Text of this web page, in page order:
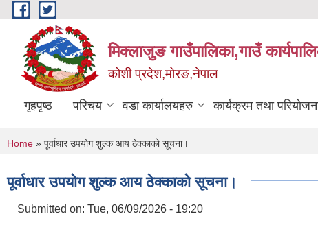
Skip to main content
मिक्लाजुङ गाउँपालिका,गाउँ
कोशी प्रदेश,मोरङ,नेपाल
गृहपृष्ठ परिचय वडा कार्यालयहरु कार्यक्रम तथा
You are here
Home » पूर्वाधार उपयोग शुल्क आय ठेक्काको सूचना।
पूर्वाधार उपयोग शुल्क आय ठेक्काको सूचना।
Submitted on: Tue, 06/09/2026 - 19:20